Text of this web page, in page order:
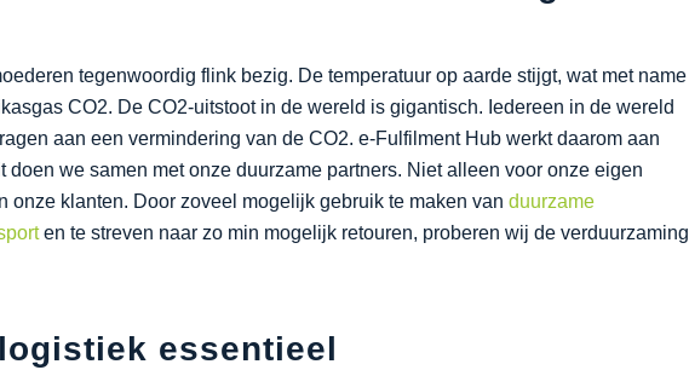
tegenwoordig flink bezig. De temperatuur op aarde stijgt, wat met name
CO2. De CO2-uitstoot in de wereld is gigantisch. Iedereen in de wereld
aan een vermindering van de CO2. e-Fulfilment Hub werkt daarom aan
doen we samen met onze duurzame partners. Niet alleen voor onze eigen
onze klanten. Door zoveel mogelijk gebruik te maken van duurzame
en te streven naar zo min mogelijk retouren, proberen wij de verduurzaming
essentieel